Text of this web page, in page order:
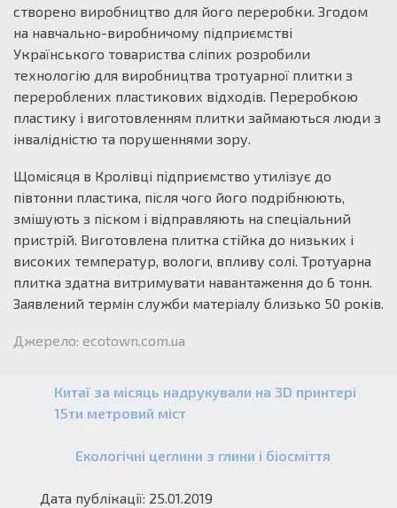
створено виробництво для його переробки. Згодом
на навчально-виробничому підприємстві
Українського товариства сліпих розробили
технологію для виробництва тротуарної плитки з
перероблених пластикових відходів. Переробкою
пластику і виготовленням плитки займаються люди з
інвалідністю та порушеннями зору.
Щомісяця в Кролівці підприємство утилізує до
півтонни пластика, після чого його подрібнюють,
змішують з піском і відправляють на спеціальний
пристрій. Виготовлена ​​плитка стійка до низьких і
високих температур, вологи, впливу солі. Тротуарна
плитка здатна витримувати навантаження до 6 тонн.
Заявлений термін служби матеріалу близько 50 років.
Джерело: ecotown.com.ua
Китаї за місяць надрукували на 3D принтері
15ти метровий міст
Екологічні цеглини з глини і біосміття
Дата публікації: 25.01.2019